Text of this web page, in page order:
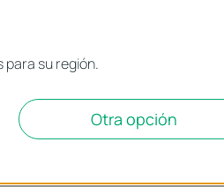
su región.
Otra opción